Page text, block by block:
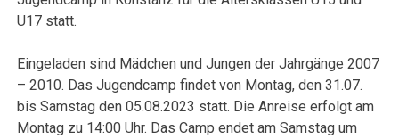
U17 statt.
Eingeladen sind Mädchen und Jungen der Jahrgänge 2007
– 2010. Das Jugendcamp findet von Montag, den 31.07.
bis Samstag den 05.08.2023 statt. Die Anreise erfolgt am
Montag zu 14:00 Uhr. Das Camp endet am Samstag um